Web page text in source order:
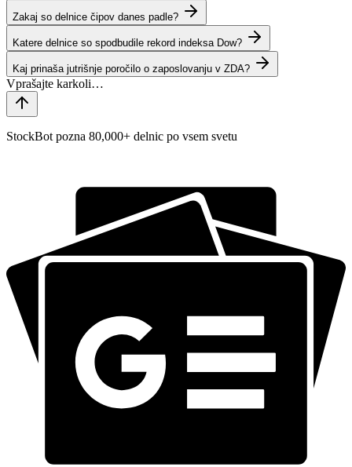
Zakaj so delnice čipov danes padle?
Katere delnice so spodbudile rekord indeksa Dow?
Kaj prinaša jutrišnje poročilo o zaposlovanju v ZDA?
StockBot pozna 80,000+ delnic po vsem svetu